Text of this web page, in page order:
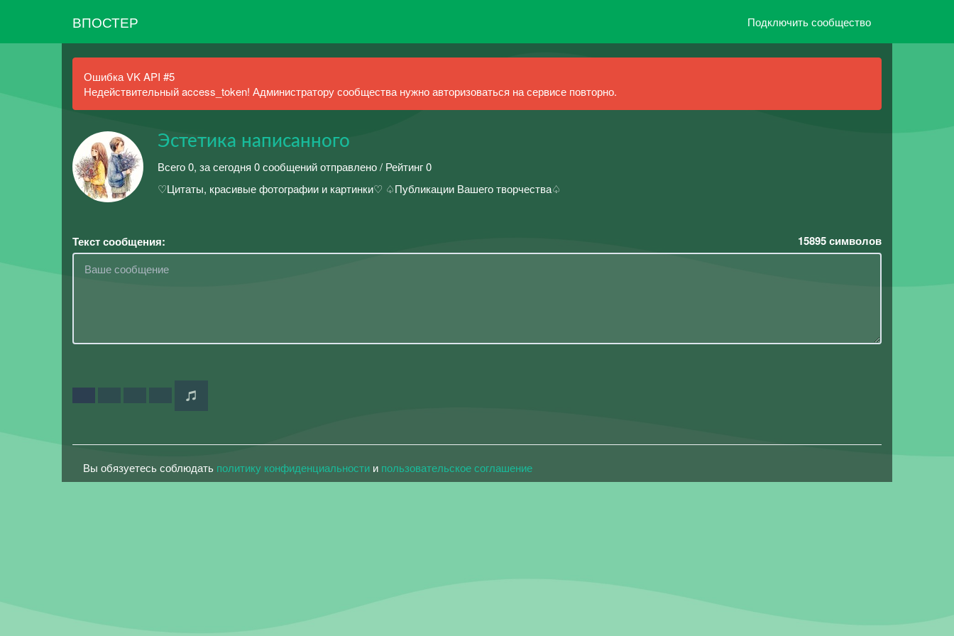
ВПОСТЕР Подключить сообщество
Ошибка VK API #5
Недействительный access_token! Администратору сообщества нужно авторизоваться на сервисе повторно.
Эстетика написанного
Всего 0, за сегодня 0 сообщений отправлено / Рейтинг 0
♡Цитаты, красивые фотографии и картинки♡ ♤Публикации Вашего творчества♤
Текст сообщения: 15895символов
Вы обязуетесь соблюдать политику конфиденциальности и пользовательское соглашение